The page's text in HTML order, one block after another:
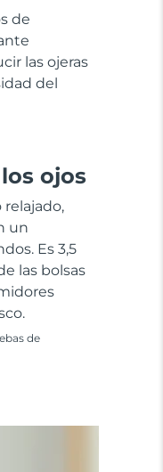
de
las ojeras
del
ojos
relajado,
un
Es 3,5
las bolsas
de